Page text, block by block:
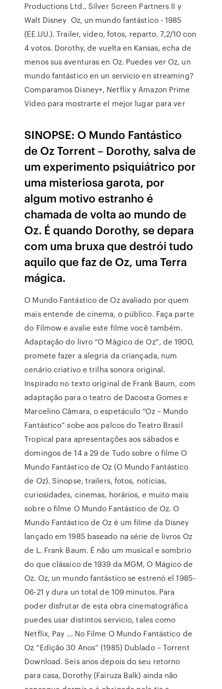
Productions Ltd., Silver Screen Partners II y
Walt Disney Oz, un mundo fantástico - 1985
(EE.UU.). Trailer, video, fotos, reparto. 7,2/10 con
4 votos. Dorothy, de vuelta en Kansas, echa de
menos sus aventuras en Oz. Puedes ver Oz, un
mundo fantástico en un servicio en streaming?
Comparamos Disney+, Netflix y Amazon Prime
Video para mostrarte el mejor lugar para ver
SINOPSE: O Mundo Fantástico
de Oz Torrent – Dorothy, salva de
um experimento psiquiátrico por
uma misteriosa garota, por
algum motivo estranho é
chamada de volta ao mundo de
Oz. É quando Dorothy, se depara
com uma bruxa que destrói tudo
aquilo que faz de Oz, uma Terra
mágica.
O Mundo Fantástico de Oz avaliado por quem
mais entende de cinema, o público. Faça parte
do Filmow e avalie este filme você também.
Adaptação do livro “O Mágico de Oz”, de 1900,
promete fazer a alegria da criançada, num
cenário criativo e trilha sonora original.
Inspirado no texto original de Frank Baum, com
adaptação para o teatro de Dacosta Gomes e
Marcelino Câmara, o espetáculo “Oz – Mundo
Fantástico” sobe aos palcos do Teatro Brasil
Tropical para apresentações aos sábados e
domingos de 14 a 29 de Tudo sobre o filme O
Mundo Fantástico de Oz (O Mundo Fantástico
de Oz). Sinopse, trailers, fotos, notícias,
curiosidades, cinemas, horários, e muito mais
sobre o filme O Mundo Fantástico de Oz. O
Mundo Fantástico de Oz é um filme da Disney
lançado em 1985 baseado na série de livros Oz
de L. Frank Baum. É não um musical e sombrio
do que clássico de 1939 da MGM, O Mágico de
Oz. Oz, un mundo fantástico se estrenó el 1985-
06-21 y dura un total de 109 minutos. Para
poder disfrutar de esta obra cinematográfica
puedes usar distintos servicio, tales como
Netflix, Pay … No Filme O Mundo Fantástico de
Oz “Edição 30 Anos” (1985) Dublado – Torrent
Download. Seis anos depois do seu retorno
para casa, Dorothy (Fairuza Balk) ainda não